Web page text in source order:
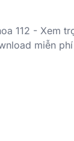
112 - Xem
miễn